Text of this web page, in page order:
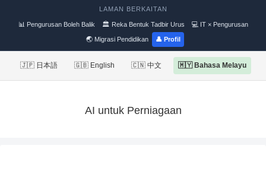
LAMAN BERKAITAN
📊 Pengurusan Boleh Balik 🏛 Reka Bentuk Tadbir Urus 💻 IT × Pengurusan
🌏 Migrasi Pendidikan 👤 Profil
🇯🇵 日本語 🇬🇧 English 🇨🇳 中文 🇲🇾 Bahasa Melayu
AI untuk Perniagaan